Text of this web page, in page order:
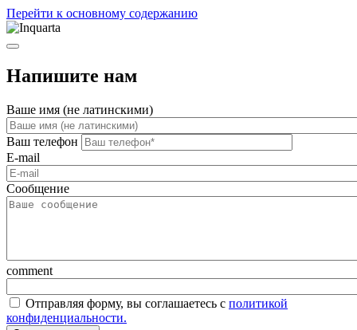
Перейти к основному содержанию
Напишите нам
Ваше имя (не латинскими)
Ваш телефон
E-mail
Сообщение
comment
Отправляя форму, вы соглашаетесь с политикой
конфиденциальности.